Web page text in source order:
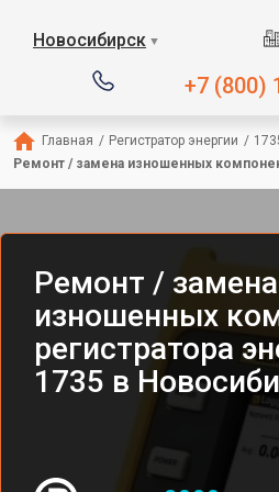
Новосибирск ▼
+7 (800)
Главная / Регистратор энергии /
Ремонт / замена изношенных
Ремонт / замена
изношенных
регистратора
1735 в